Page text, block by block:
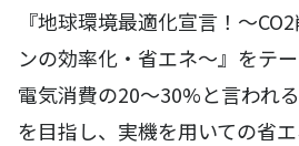
『地球環境最適化宣言！～
ンの効率化・省エネ～』をテ
電気消費の20～30%と言われ
を目指し、実機を用いての省エ